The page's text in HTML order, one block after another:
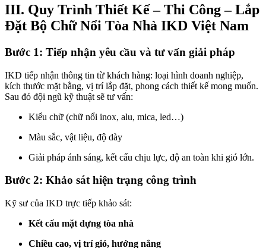
III. Quy Trình Thiết Kế – Thi Công – Lắp
Đặt Bộ Chữ Nổi Tòa Nhà IKD Việt Nam
Bước 1: Tiếp nhận yêu cầu và tư vấn giải pháp
IKD tiếp nhận thông tin từ khách hàng: loại hình doanh nghiệp,
kích thước mặt bằng, vị trí lắp đặt, phong cách thiết kế mong muốn.
Sau đó đội ngũ kỹ thuật sẽ tư vấn:
Kiểu chữ (chữ nổi inox, alu, mica, led…)
Màu sắc, vật liệu, độ dày
Giải pháp ánh sáng, kết cấu chịu lực, độ an toàn khi gió lớn.
Bước 2: Khảo sát hiện trạng công trình
Kỹ sư của IKD trực tiếp khảo sát:
Kết cấu mặt dựng tòa nhà
Chiều cao, vị trí gió, hướng nắng